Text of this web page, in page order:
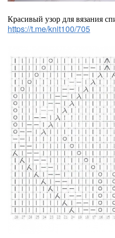
Красивый узор для вязания
https://t.me/knit100/705